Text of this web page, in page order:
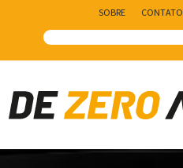
SOBRE CONTATO
Main Navigation